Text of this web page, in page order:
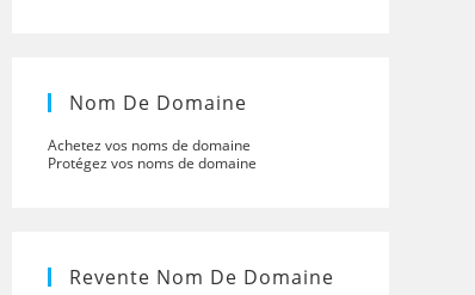
Nom De Domaine
Achetez vos noms de domaine
Protégez vos noms de domaine
Revente Nom De Domaine